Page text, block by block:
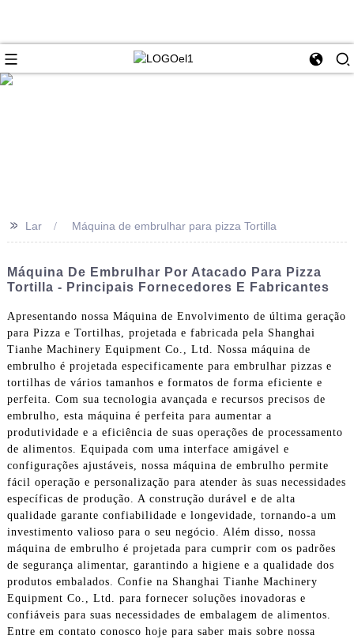
>> Lar Máquina de embrulhar para pizza Tortilla
Máquina De Embrulhar Por Atacado Para Pizza
Tortilla - Principais Fornecedores E Fabricantes
Apresentando nossa Máquina de Envolvimento de última geração
para Pizza e Tortilhas, projetada e fabricada pela Shanghai
Tianhe Machinery Equipment Co., Ltd. Nossa máquina de
embrulho é projetada especificamente para embrulhar pizzas e
tortilhas de vários tamanhos e formatos de forma eficiente e
perfeita. Com sua tecnologia avançada e recursos precisos de
embrulho, esta máquina é perfeita para aumentar a
produtividade e a eficiência de suas operações de processamento
de alimentos. Equipada com uma interface amigável e
configurações ajustáveis, nossa máquina de embrulho permite
fácil operação e personalização para atender às suas necessidades
específicas de produção. A construção durável e de alta
qualidade garante confiabilidade e longevidade, tornando-a um
investimento valioso para o seu negócio. Além disso, nossa
máquina de embrulho é projetada para cumprir com os padrões
de segurança alimentar, garantindo a higiene e a qualidade dos
produtos embalados. Confie na Shanghai Tianhe Machinery
Equipment Co., Ltd. para fornecer soluções inovadoras e
confiáveis ​​para suas necessidades de embalagem de alimentos.
Entre em contato conosco hoje para saber mais sobre nossa